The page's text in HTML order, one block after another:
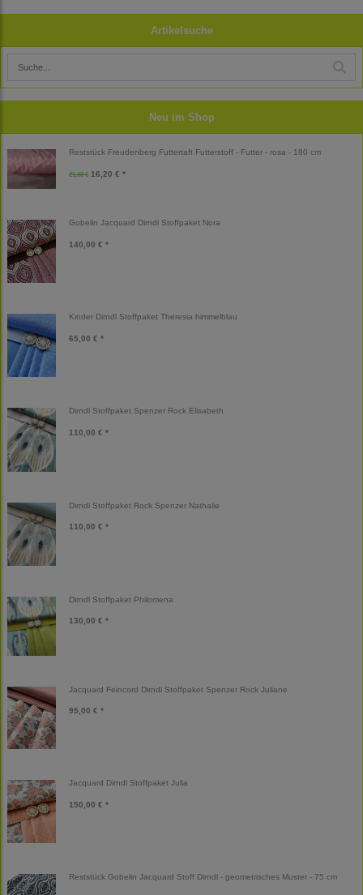
Artikelsuche
Neu im Shop
Reststück Freudenberg Futtertaft Futterstoff - Futter - rosa - 180 cm
21,60 € 16,20 € *
Gobelin Jacquard Dirndl Stoffpaket Nora
140,00 € *
Kinder Dirndl Stoffpaket Theresia himmelblau
65,00 € *
Dirndl Stoffpaket Spenzer Rock Elisabeth
110,00 € *
Dirndl Stoffpaket Rock Spenzer Nathalie
110,00 € *
Dirndl Stoffpaket Philomena
130,00 € *
Jacquard Feincord Dirndl Stoffpaket Spenzer Rock Juliane
95,00 € *
Jacquard Dirndl Stoffpaket Julia
150,00 € *
Reststück Gobelin Jacquard Stoff Dirndl - geometrisches Muster - 75 cm